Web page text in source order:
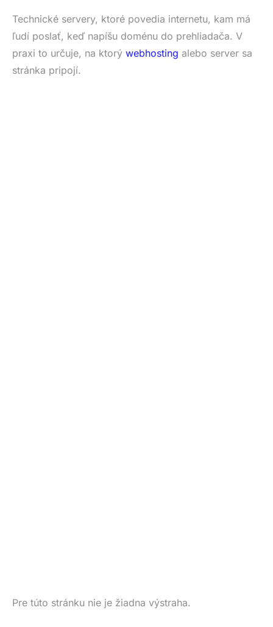
Technické servery, ktoré povedia internetu, kam má
ľudí poslať, keď napíšu doménu do prehliadača. V
praxi to určuje, na ktorý webhosting alebo server sa
stránka pripojí.
Pre túto stránku nie je žiadna výstraha.